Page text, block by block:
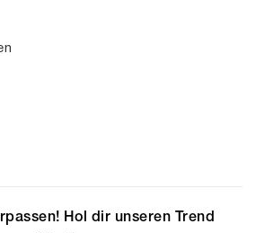
Hol dir unseren Trend